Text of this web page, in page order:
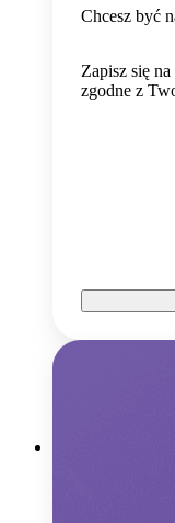
Chcesz być
Zapisz się
zgodne z